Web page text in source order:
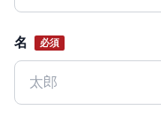
名 必須